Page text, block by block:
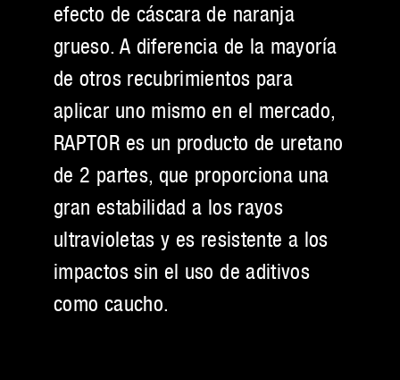
efecto de cáscara de naranja
grueso. A diferencia de la mayoría
de otros recubrimientos para
aplicar uno mismo en el mercado,
RAPTOR es un producto de uretano
de 2 partes, que proporciona una
gran estabilidad a los rayos
ultravioletas y es resistente a los
impactos sin el uso de aditivos
como caucho.